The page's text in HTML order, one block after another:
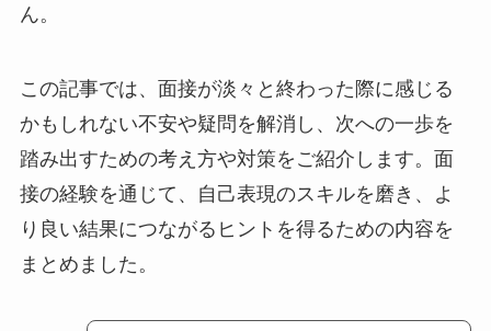
ん。
この記事では、面接が淡々と終わった際に感じる
かもしれない不安や疑問を解消し、次への一歩を
踏み出すための考え方や対策をご紹介します。面
接の経験を通じて、自己表現のスキルを磨き、よ
り良い結果につながるヒントを得るための内容を
まとめました。